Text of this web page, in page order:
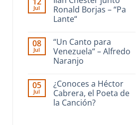
–
Interpreta
Onda
en
Enrique
Culebra
interpreta
Cañonazo
de
Evaristo
Aparicio
Jul
Ronald Borjas – “Pa
Lante“
comentarios
en
Ilan
Chester
Borjas
–
“Pa
Lante“
08
Jul
“Un Canto para
Venezuela“ – Alfredo
Naranjo
comentarios
en
“Un
Canto
05
Jul
¿Conoces a Héctor
Cabrera, el Poeta de
la Canción?